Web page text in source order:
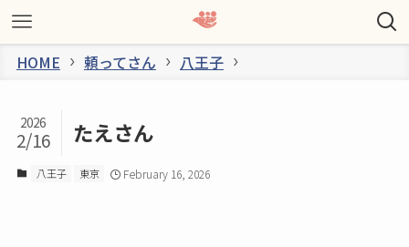
HOME 頼ってさん 八王子
たえさん
2026
2/16
八王子 東京 February 16, 2026